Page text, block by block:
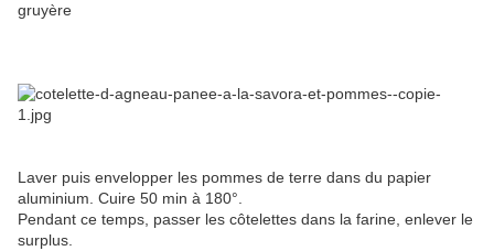
gruyère
Laver puis envelopper les pommes de terre dans du papier
aluminium. Cuire 50 min à 180°.
Pendant ce temps, passer les côtelettes dans la farine, enlever le
surplus.